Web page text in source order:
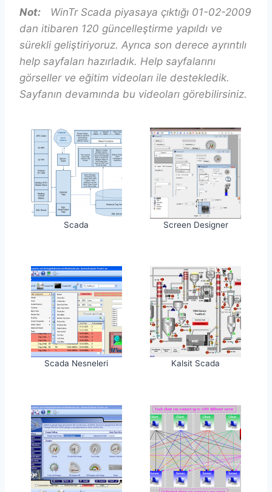
Not:
WinTr Scada piyasaya çıktığı 01-02-2009
dan itibaren 120 güncelleştirme yapıldı ve
sürekli geliştiriyoruz. Ayrıca son derece ayrıntılı
help sayfaları hazırladık. Help sayfalarını
görseller ve eğitim videoları ile destekledik.
Sayfanın devamında bu videoları görebilirsiniz.
Scada Screen Designer
Scada Nesneleri Kalsit Scada